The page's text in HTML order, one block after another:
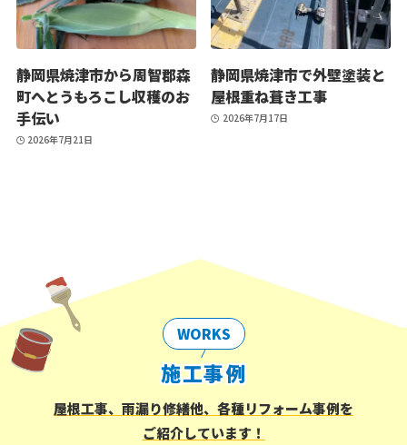
静岡県焼津市から周智郡森
町へとうもろこし収穫のお
手伝い
2026年7月21日
静岡県焼津市で外壁塗装と
屋根重ね葺き工事
2026年7月17日
WORKS
施工事例
屋根工事、雨漏り修繕他、各種リフォーム事例を
ご紹介しています！